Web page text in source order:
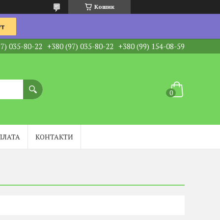
Кошик
035-80-22 +380 (97) 035-80-22 +380 (99) 154-08-59
КОНТАКТИ